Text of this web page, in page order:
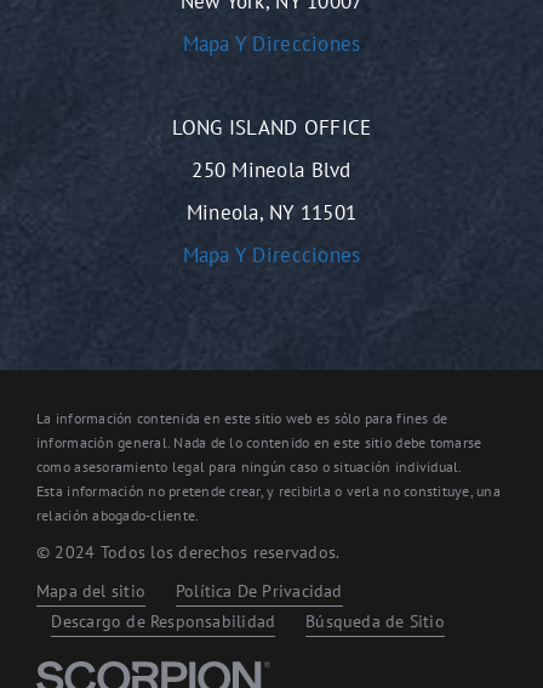
Mapa Y Direcciones
LONG ISLAND OFFICE
250 Mineola Blvd
Mineola, NY 11501
Mapa Y Direcciones
La información contenida en este sitio web es sólo para fines de
información general. Nada de lo contenido en este sitio debe tomarse
como asesoramiento legal para ningún caso o situación individual.
Esta información no pretende crear, y recibirla o verla no constituye, una
relación abogado-cliente.
© 2024 Todos los derechos reservados.
Mapa del sitio
Política De Privacidad
Descargo de Responsabilidad
Búsqueda de Sitio